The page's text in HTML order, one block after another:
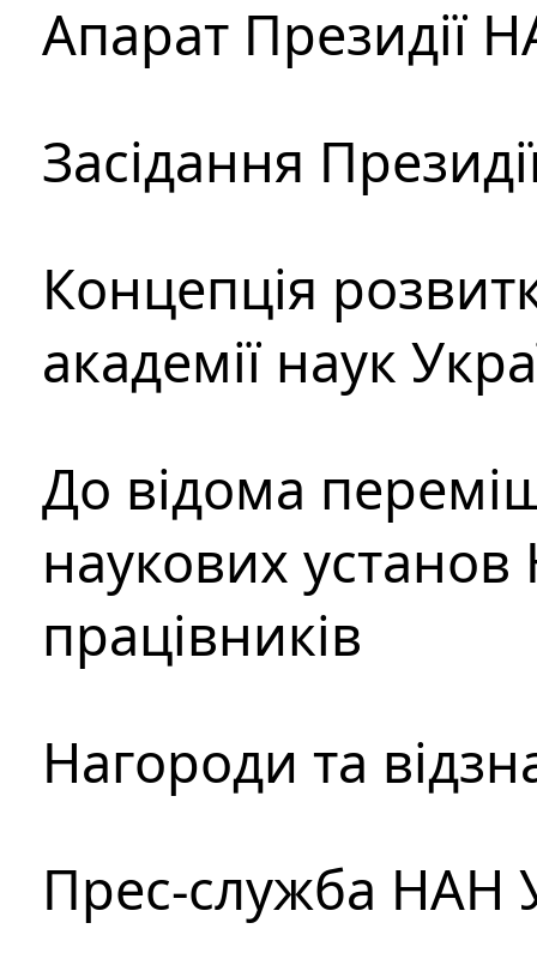
Апарат Президії
Засідання
Концепція
академії наук
До відома
наукових установ
працівників
Нагороди та
Прес-служба НАН